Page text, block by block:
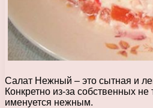
Салат Нежный – это сытная и
Конкретно из-за собственных
именуется нежным.